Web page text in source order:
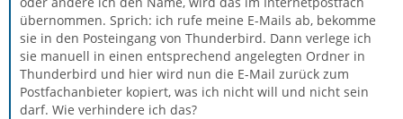
übernommen. Sprich: ich rufe meine E-Mails ab, bekomme
sie in den Posteingang von Thunderbird. Dann verlege ich
sie manuell in einen entsprechend angelegten Ordner in
Thunderbird und hier wird nun die E-Mail zurück zum
Postfachanbieter kopiert, was ich nicht will und nicht sein
darf. Wie verhindere ich das?